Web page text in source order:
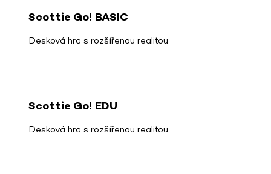
Scottie Go! BASIC
Desková hra s rozšířenou realitou
Scottie Go! EDU
Desková hra s rozšířenou realitou